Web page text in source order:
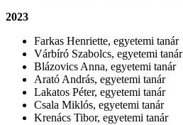
2023
Farkas Henriette, egyetemi tanár
Várbíró Szabolcs, egyetemi tanár
Blázovics Anna, egyetemi tanár
Arató András, egyetemi tanár
Lakatos Péter, egyetemi tanár
Csala Miklós, egyetemi tanár
Krenács Tibor, egyetemi tanár